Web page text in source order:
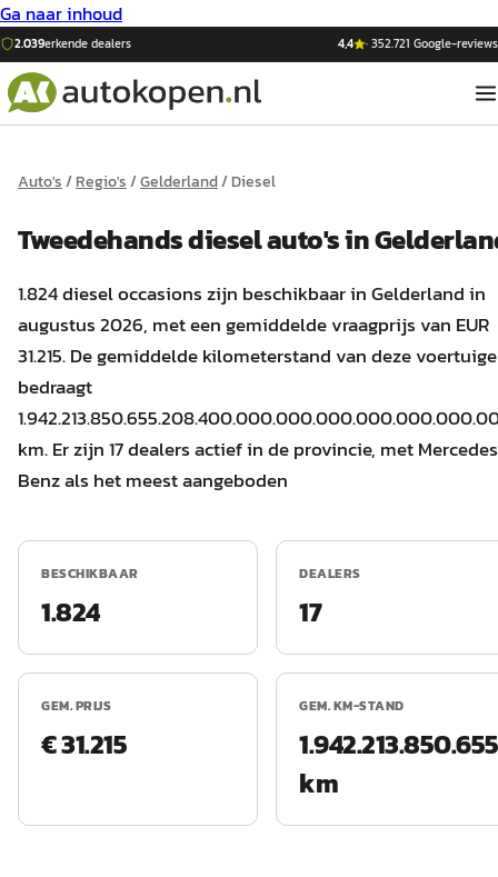
Ga naar inhoud
2.039erkende dealers 4,4 ·352.721 Google-reviews
Auto's/Regio's/Gelderland/Diesel
Tweedehandsdieselauto'sin
1.824 diesel occasions zijn beschikbaar in Gelderland in
augustus 2026, met een gemiddelde vraagprijs van EUR
31.215. De gemiddelde kilometerstand van deze
bedraagt
km. Er zijn 17 dealers actief in de provincie, met
Benz als het meest aangeboden
BESCHIKBAAR
1.824
DEALERS
17
GEM. PRIJS
€ 31.215
GEM. KM-STAND
km